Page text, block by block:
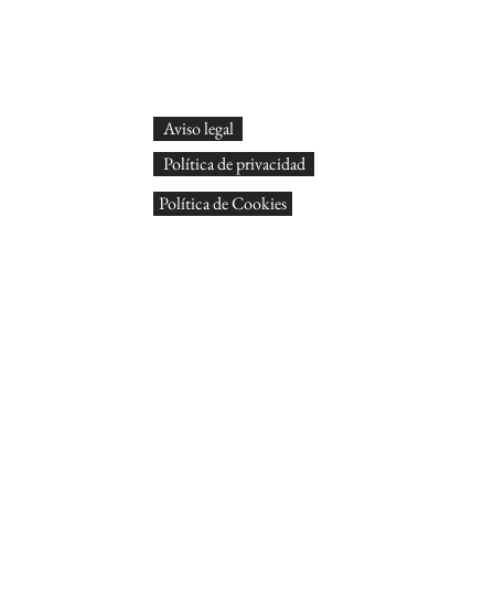
Aviso legal
Política de privacidad
Política de Cookies